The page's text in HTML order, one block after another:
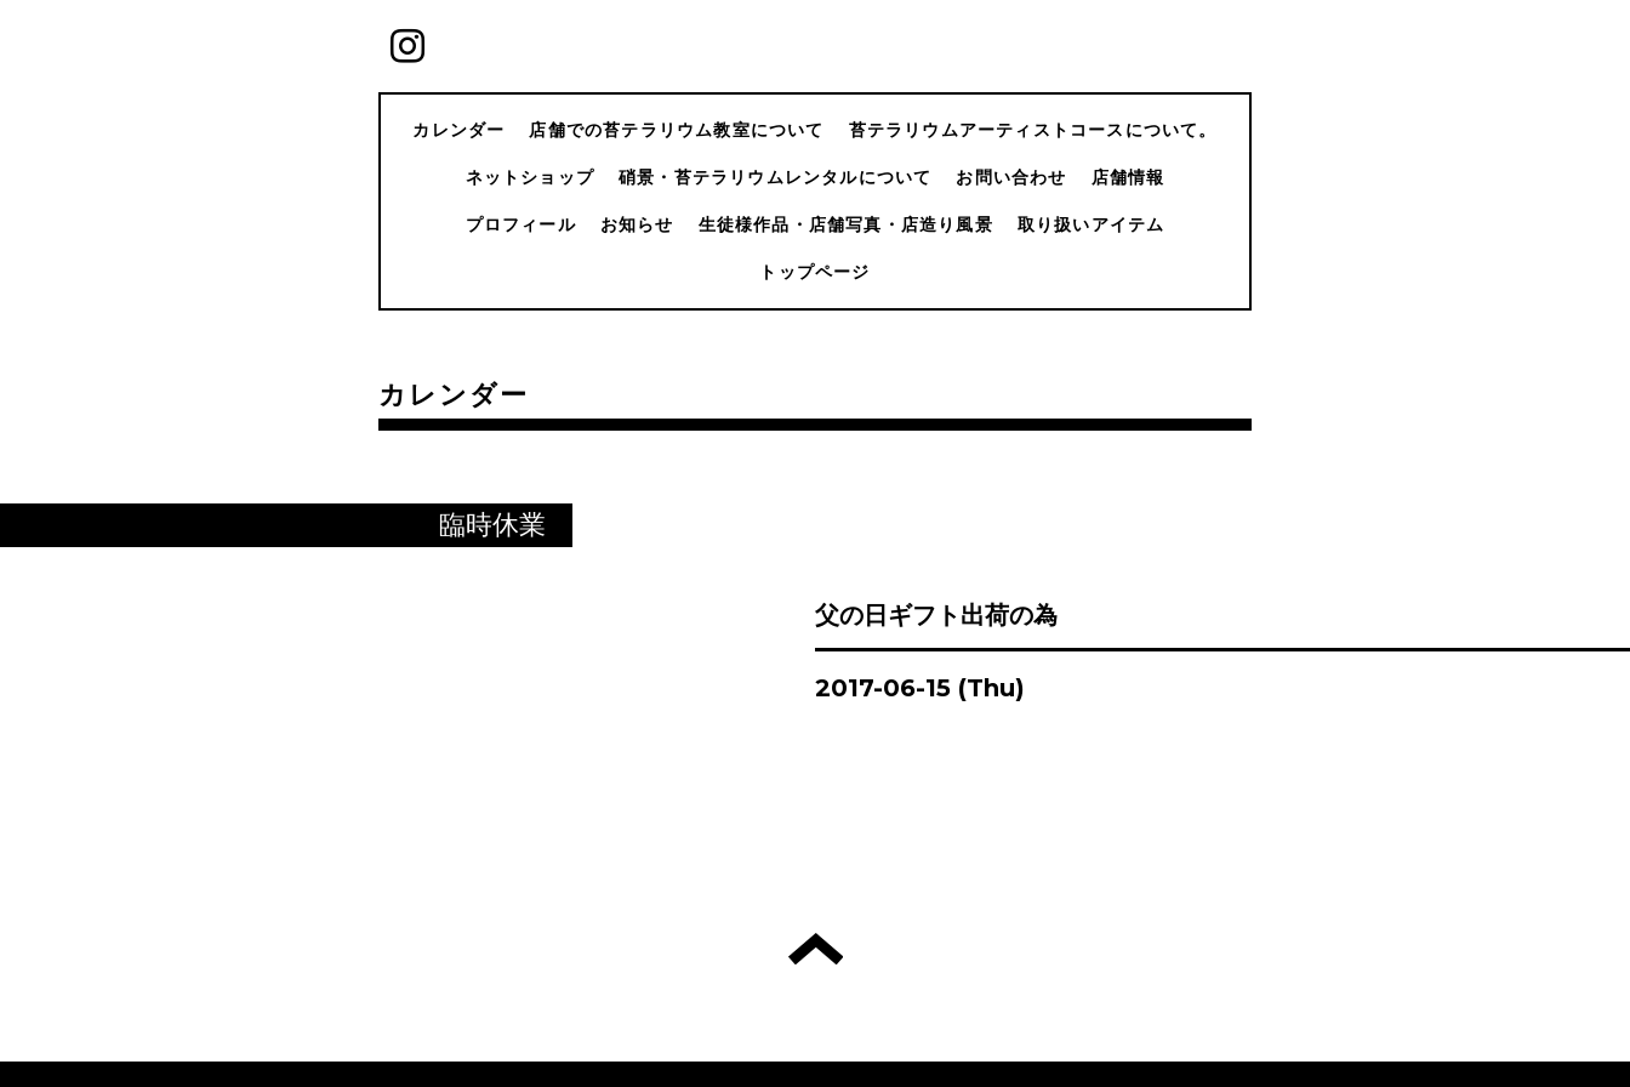
カレンダー 店舗での苔テラリウム教室について 苔テラリウムアーティストコースについて。
ネットショップ 硝景・苔テラリウムレンタルについて お問い合わせ 店舗情報
プロフィール お知らせ 生徒様作品・店舗写真・店造り風景 取り扱いアイテム
トップページ
カレンダー
臨時休業
父の日ギフト出荷の為
2017-06-15 (Thu)